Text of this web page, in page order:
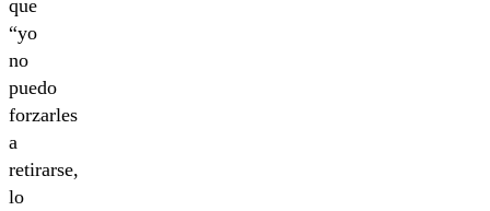
que
“yo
no
puedo
forzarles
a
retirarse,
lo